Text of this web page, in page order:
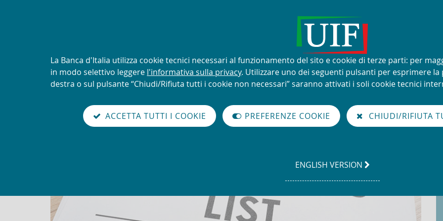
Tentativi di truffa con utilizzo improprio del nome e del
Torna
Unità di Informazione Finanziaria per l'Italia
sei qui: Alert sanzioni finanziarie mirate ONU - De-listing
Alert sanzioni finanziarie mirate ONU - De-listing
Informativa
sui
cookie:
La Banca d'Italia utilizza cookie tecnici necessari al funzionamento del sito e cookie di terze parti: per
in modo selettivo leggere l'informativa sulla privacy. Utilizzare uno dei seguenti pulsanti per esprimere la
destra o sul pulsante “Chiudi/Rifiuta tutti i cookie non necessari” saranno attivati i soli cookie tecnici
ACCETTA TUTTI I COOKIE PREFERENZE COOKIE CHIUDI/RIFIUTA
GO
ENGLISH VERSION